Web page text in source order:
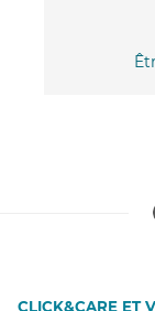
CLICK&CARE ET